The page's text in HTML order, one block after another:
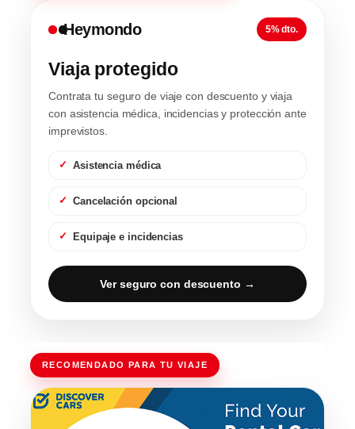
Heymondo 5% dto.
Viaja protegido
Contrata tu seguro de viaje con descuento y viaja
con asistencia médica, incidencias y protección ante
imprevistos.
Asistencia médica
Cancelación opcional
Equipaje e incidencias
Ver seguro con descuento →
RECOMENDADO PARA TU VIAJE